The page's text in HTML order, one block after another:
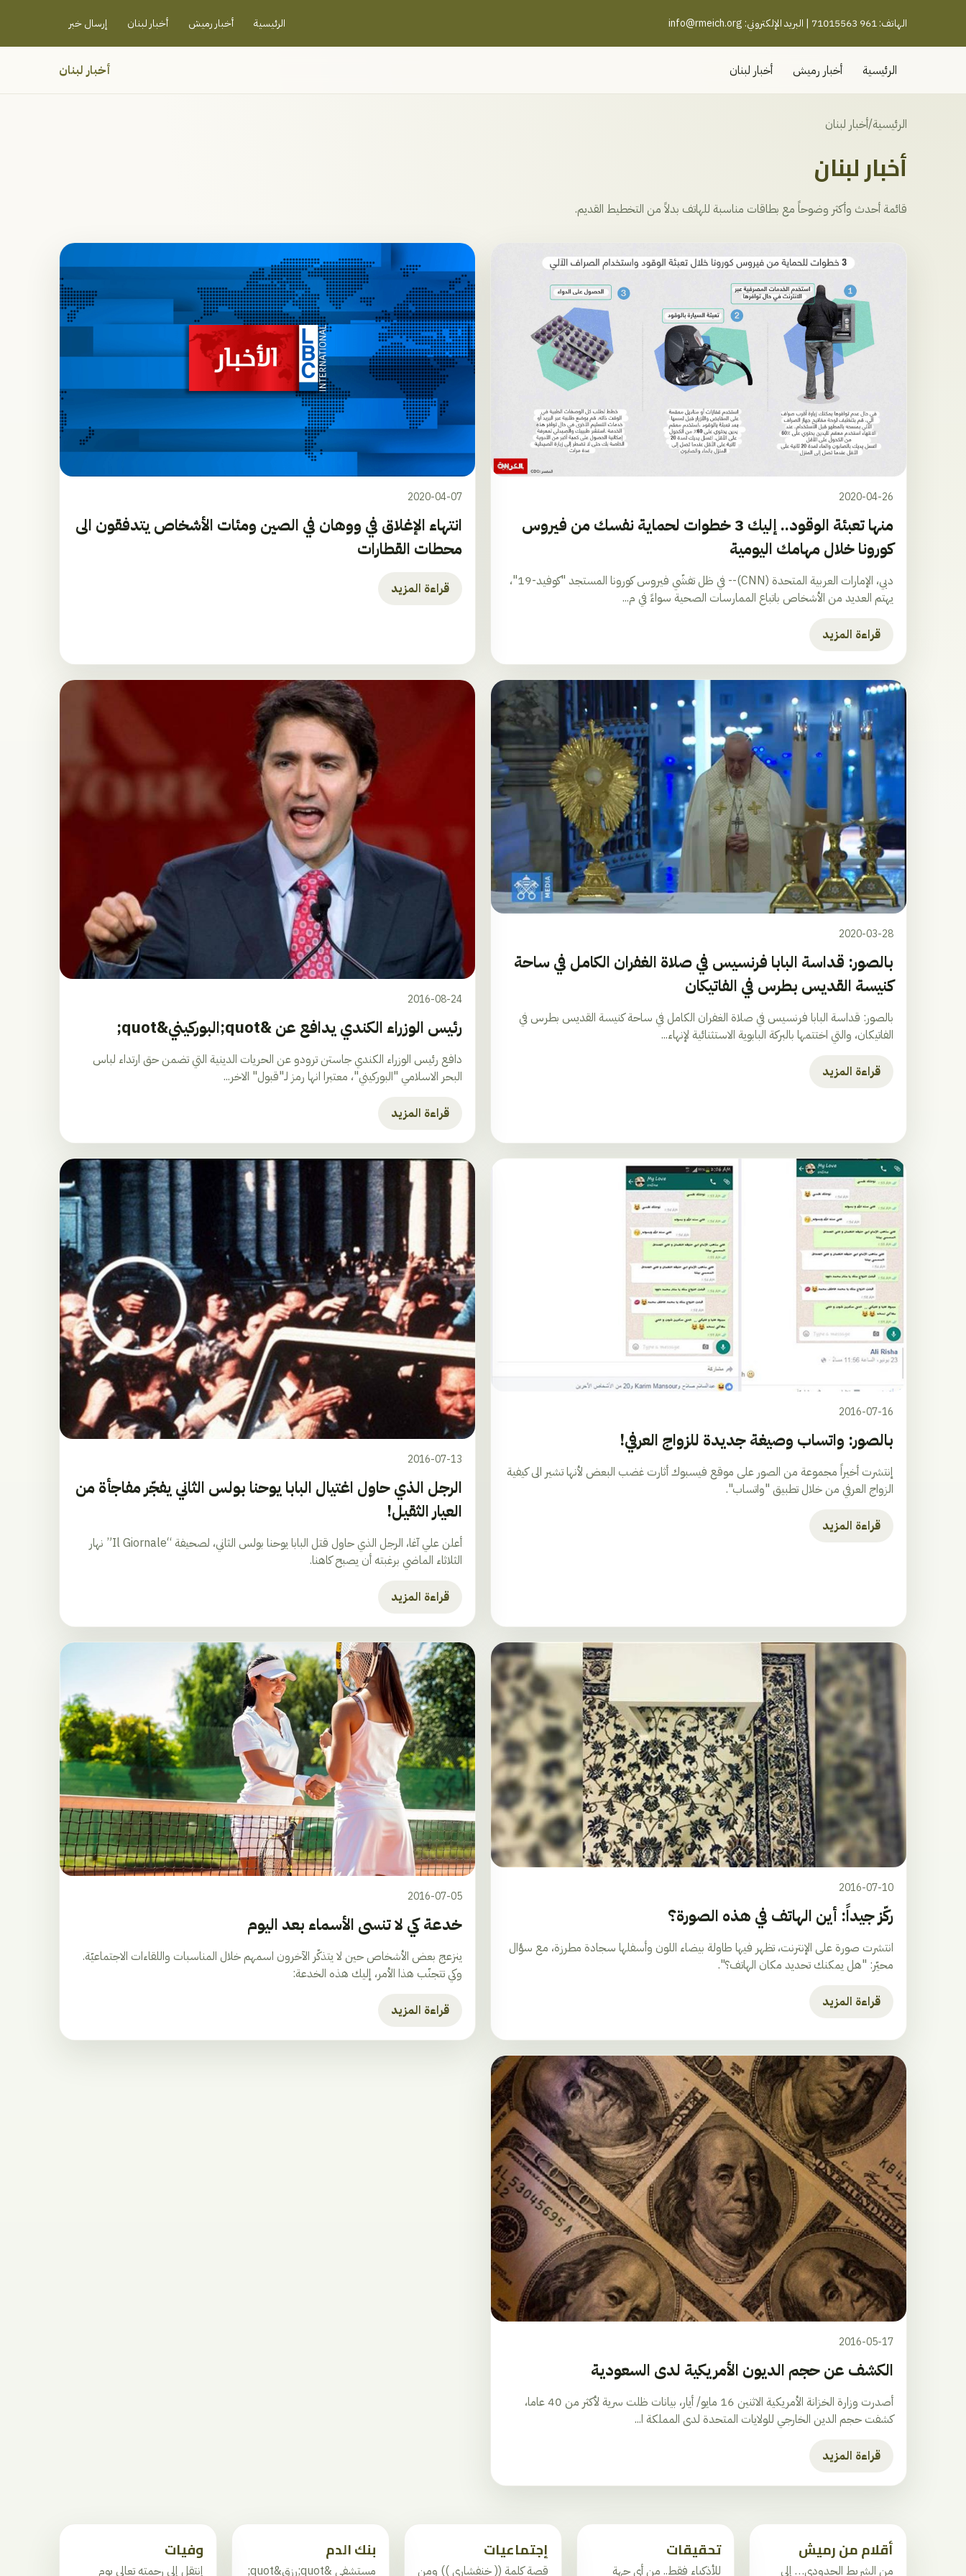
الهاتف: 961 71015563 | البريد الإلكتروني: info@rmeich.org الرئيسية أخبار رميش أخبار لبنان إرسال خبر
الرئيسية أخبار رميش أخبار لبنان أخبار لبنان
الرئيسية/أخبار لبنان
أخبار لبنان
قائمة أحدث وأكثر وضوحاً مع بطاقات مناسبة للهاتف بدلاً من التخطيط القديم.
2020-04-26
منها تعبئة الوقود.. إليك 3 خطوات لحماية نفسك من فيروس
كورونا خلال مهامك اليومية
دبي، الإمارات العربية المتحدة (CNN)-- في ظل تفشّي فيروس كورونا المستجد "كوفيد-19"،
يهتم العديد من الأشخاص باتباع الممارسات الصحية سواءً في م...
قراءة المزيد
2020-04-07
انتهاء الإغلاق في ووهان في الصين ومئات الأشخاص يتدفقون الى
محطات القطارات
قراءة المزيد
2020-03-28
بالصور: قداسة البابا فرنسيس في صلاة الغفران الكامل في ساحة
كنيسة القديس بطرس في الفاتيكان
بالصور: قداسة البابا فرنسيس في صلاة الغفران الكامل في ساحة كنيسة القديس بطرس في
الفاتيكان، والتي اختتمها بالبركة البابوية الاستثنائية لإنهاء...
قراءة المزيد
2016-08-24
رئيس الوزراء الكندي يدافع عن &quot;البوركيني&quot;
دافع رئيس الوزراء الكندي جاستن ترودو عن الحريات الدينية التي تضمن حق ارتداء لباس
البحر الاسلامي "البوركيني"، معتبرا انها رمز لـ"قبول" الاخر...
قراءة المزيد
2016-07-16
بالصور: واتساب وصيغة جديدة للزواج العرفي!
إنتشرت أخيراً مجموعة من الصور على موقع فيسبوك أثارت غضب البعض لأنها تشير الى كيفية
الزواج العرفي من خلال تطبيق "واتساب".
قراءة المزيد
2016-07-13
الرجل الذي حاول اغتيال البابا يوحنا بولس الثاني يفجّر مفاجأة من
العيار الثقيل!
أعلن علي آغا، الرجل الذي حاول قتل البابا يوحنا بولس الثاني، لصحيفة “Il Giornale” نهار
الثلاثاء الماضي برغبته أن يصبح كاهنا.
قراءة المزيد
2016-07-10
ركّز جيداً: أين الهاتف في هذه الصورة؟
انتشرت صورة على الإنترنت، تظهر فيها طاولة بيضاء اللون وأسفلها سجادة مطرزة، مع سؤال
محيّر: "هل يمكنك تحديد مكان الهاتف؟".
قراءة المزيد
2016-07-05
خدعة كي لا تنسى الأسماء بعد اليوم
ينزعج بعض الأشخاص حين لا يتذكّر الآخرون اسمهم خلال المناسبات واللقاءات الاجتماعيّة.
وكي تتجنّب هذا الأمر، إليك هذه الخدعة:
قراءة المزيد
2016-05-17
الكشف عن حجم الديون الأمريكية لدى السعودية
أصدرت وزارة الخزانة الأمريكية الاثنين 16 مايو/ أيار، بيانات ظلت سرية لأكثر من 40 عاما،
كشفت حجم الدين الخارجي للولايات المتحدة لدى المملكة ا...
قراءة المزيد
أقلام من رميش
من الشريط الحدودي… إلى
تحقيقات
للأذكياء فقط.. من أي جهة
إجتماعيات
قصة كلمة (( خنفشاري )) ومن
بنك الدم
مستشفى &quot;رزق&quot;
وفيات
إنتقل إلى رحمته تعالى يوم